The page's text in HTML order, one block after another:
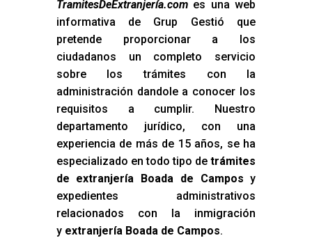
TramitesDeExtranjería.comes una web
informativa de Grup Gestió que
pretende proporcionar a los
ciudadanos un completo servicio
sobre los trámites con la
administración dandole a conocer los
requisitos a cumplir. Nuestro
departamento jurídico, con una
experiencia de más de 15 años, se ha
especializado en todo tipo detrámites
de extranjería Boada de Campos y
expedientes administrativos
relacionados con la inmigración
y extranjería Boada de Campos.